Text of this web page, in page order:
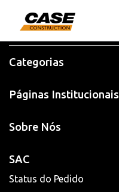
Categorias
Páginas Institucionais
Sobre Nós
SAC
Status do Pedido